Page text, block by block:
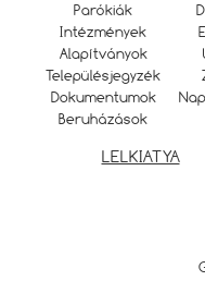
Parókiák
Intézmények
Alapítványok
Településjegyzék
Dokumentumok
Beruházások
LELKIATYA